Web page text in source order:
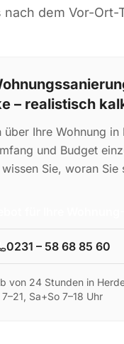
nach dem Vor-Ort-
– realistisch
über Ihre Wohnung in
und Budget
Sie, woran Sie
0231 – 58 68 85 60
von 24 Stunden in
7–21, Sa+So 7–18 Uhr